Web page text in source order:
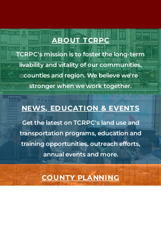
ABOUT TCRPC
TCRPC's mission is to foster the long-term
livability and vitality of our communities,
counties and region. We believe we're
stronger when we work together.
NEWS, EDUCATION & EVENTS
Get the latest on TCRPC's land use and
transportation programs, education and
training opportunities, outreach efforts,
annual events and more.
COUNTY PLANNING